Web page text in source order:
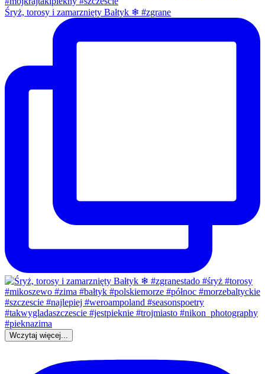
Śryż, torosy i zamarznięty Bałtyk ❄ #zgrane
Wczytaj więcej...